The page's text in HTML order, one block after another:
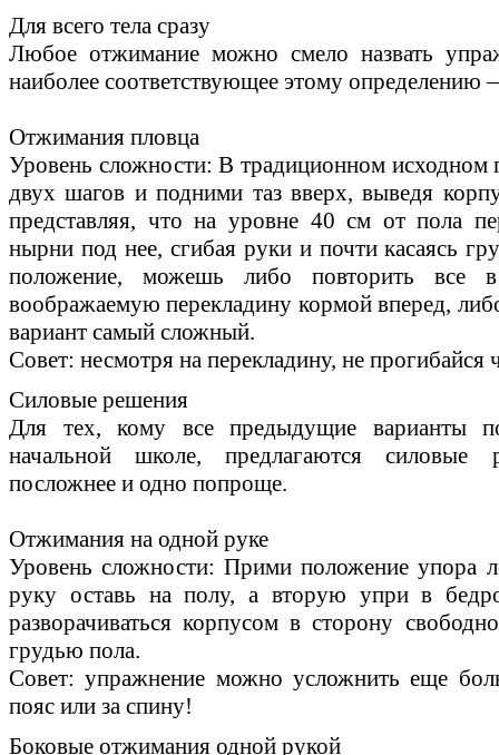
Для всего тела сразу
Любое отжимание можно смело назвать
наиболее соответствующее этому определению
Отжимания пловца
Уровень сложности: В традиционном
двух шагов и подними таз вверх, выведя
представляя, что на уровне 40 см от пола
нырни под нее, сгибая руки и почти касаясь
положение, можешь либо повторить все
воображаемую перекладину кормой вперед,
вариант самый сложный.
Совет: несмотря на перекладину, не прогибайся
Силовые решения
Для тех, кому все предыдущие варианты
начальной школе, предлагаются силовые
посложнее и одно попроще.
Отжимания на одной руке
Уровень сложности: Прими положение упора
руку оставь на полу, а вторую упри в
разворачиваться корпусом в сторону
грудью пола.
Совет: упражнение можно усложнить еще
пояс или за спину!
Боковые отжимания одной рукой